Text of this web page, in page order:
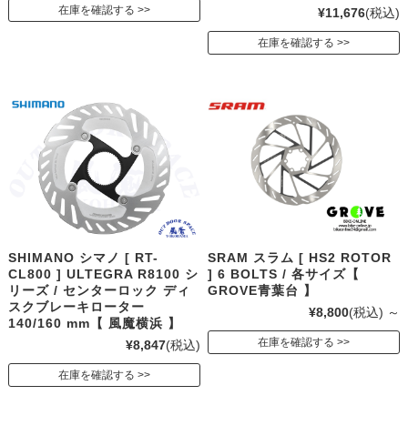
在庫を確認する
¥11,676(税込)
在庫を確認する
SHIMANO シマノ [ RT-
CL800 ] ULTEGRA R8100 シ
リーズ / センターロック ディ
スクブレーキローター
140/160 mm【 風魔横浜 】
¥8,847(税込)
在庫を確認する
SRAM スラム [ HS2 ROTOR
] 6 BOLTS / 各サイズ【
GROVE青葉台 】
¥8,800(税込) ～
在庫を確認する